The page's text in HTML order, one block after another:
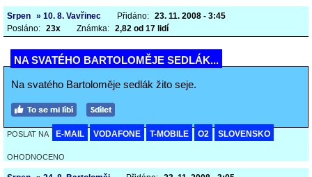
Srpen » 10. 8. Vavřinec Přidáno: 23. 11. 2008 - 3:45
Posláno: 23x Známka: 2,82 od 17 lidí
NA SVATÉHO BARTOLOMĚJE SEDLÁK...
Na svatého Bartoloměje sedlák žito seje.
POSLAT NA E-MAIL VODAFONE T-MOBILE O2 SLOVENSKO
OHODNOCENO